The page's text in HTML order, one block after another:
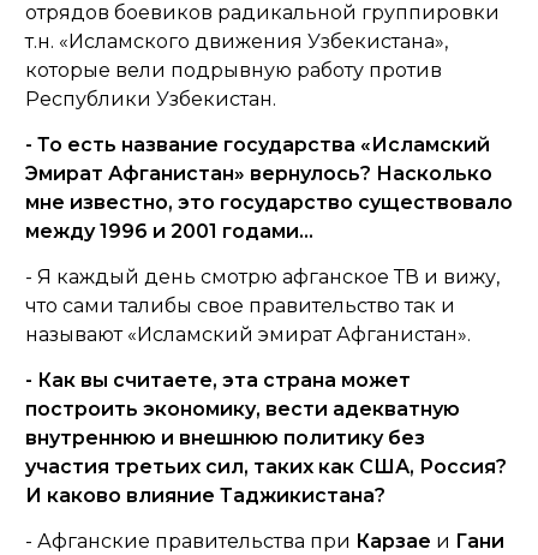
отрядов боевиков радикальной группировки
т.н. «Исламского движения Узбекистана»,
которые вели подрывную работу против
Республики Узбекистан.
- То есть название государства «Исламский
Эмират Афганистан» вернулось? Насколько
мне известно, это государство существовало
между 1996 и 2001 годами…
- Я каждый день смотрю афганское ТВ и вижу,
что сами талибы свое правительство так и
называют «Исламский эмират Афганистан».
- Как вы считаете, эта страна может
построить экономику, вести адекватную
внутреннюю и внешнюю политику без
участия третьих сил, таких как США, Россия?
И каково влияние Таджикистана?
- Афганские правительства при Карзае и Гани